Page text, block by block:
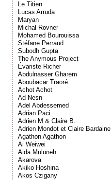
Le Titien
Lucas Arruda
Maryan
Michal Rovner
Mohamed Bourouissa
Stéfane Perraud
Subodh Gupta
The Anymous Project
Évariste Richer
Abdulnasser Gharem
Aboubacar Traoré
Achot Achot
Ad Nesn
Adel Abdessemed
Adrian Paci
Adrien M & Claire B.
Adrien Mondot et Claire Bardaine
Agathon Agathon
Ai Weiwei
Aida Muluneh
Akarova
Akiko Hoshina
Akos Czigany